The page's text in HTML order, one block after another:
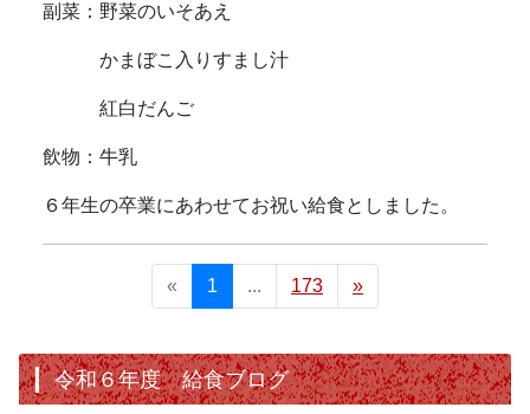
副菜：野菜のいそあえ
かまぼこ入りすまし汁
紅白だんご
飲物：牛乳
６年生の卒業にあわせてお祝い給食としました。
« 1 ... 173 »
令和６年度 給食ブログ